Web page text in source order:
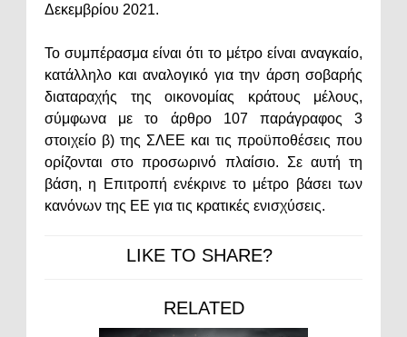
Δεκεμβρίου 2021.
Το συμπέρασμα είναι ότι το μέτρο είναι αναγκαίο,
κατάλληλο και αναλογικό για την άρση σοβαρής
διαταραχής της οικονομίας κράτους μέλους,
σύμφωνα με το άρθρο 107 παράγραφος 3
στοιχείο β) της ΣΛΕΕ και τις προϋποθέσεις που
ορίζονται στο προσωρινό πλαίσιο. Σε αυτή τη
βάση, η Επιτροπή ενέκρινε το μέτρο βάσει των
κανόνων της ΕΕ για τις κρατικές ενισχύσεις.
LIKE TO SHARE?
RELATED